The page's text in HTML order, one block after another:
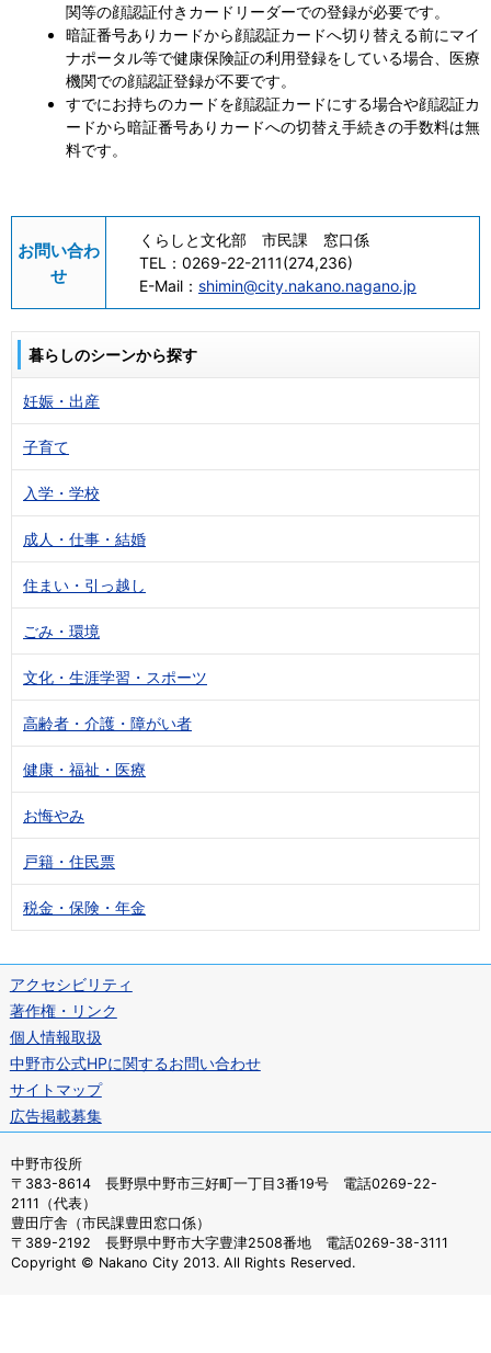
関等の顔認証付きカードリーダーでの登録が必要です。
暗証番号ありカードから顔認証カードへ切り替える前にマイ
ナポータル等で健康保険証の利用登録をしている場合、医療
機関での顔認証登録が不要です。
すでにお持ちのカードを顔認証カードにする場合や顔認証カ
ードから暗証番号ありカードへの切替え手続きの手数料は無
料です。
お問い合わ
せ
くらしと文化部 市民課 窓口係
TEL： 0269-22-2111(274,236)
E-Mail： shimin@city.nakano.nagano.jp
暮らしのシーンから探す
妊娠・出産
子育て
入学・学校
成人・仕事・結婚
住まい・引っ越し
ごみ・環境
文化・生涯学習・スポーツ
高齢者・介護・障がい者
健康・福祉・医療
お悔やみ
戸籍・住民票
税金・保険・年金
アクセシビリティ
著作権・リンク
個人情報取扱
中野市公式HPに関するお問い合わせ
サイトマップ
広告掲載募集
中野市役所
〒383-8614 長野県中野市三好町一丁目3番19号 電話0269-22-
2111（代表）
豊田庁舎（市民課豊田窓口係）
〒389-2192 長野県中野市大字豊津2508番地 電話0269-38-3111
Copyright © Nakano City 2013. All Rights Reserved.